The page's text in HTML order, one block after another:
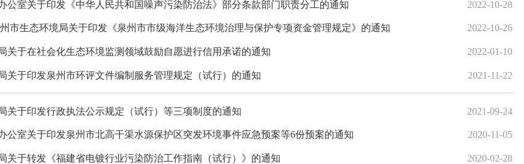
公室关于印发《中华人民共和国噪声污染防治法》部分条款部门职责分工的通知 2022-10-28
市生态环境局关于印发《泉州市市级海洋生态环境治理与保护专项资金管理规定》的通知 2022-10-26
关于在社会化生态环境监测领域鼓励自愿进行信用承诺的通知 2022-01-10
关于印发泉州市环评文件编制服务管理规定（试行）的通知 2021-11-22
关于印发行政执法公示规定（试行）等三项制度的通知 2021-09-24
公室关于印发泉州市北高干渠水源保护区突发环境事件应急预案等6份预案的通知 2020-11-05
关于转发《福建省电镀行业污染防治工作指南（试行）》的通知 2020-02-28